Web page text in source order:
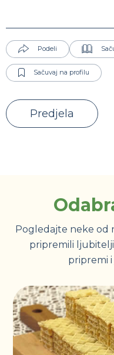
Podeli
Sačuvaj na profilu
Predjela
Pogledajte neke od
pripremili
pripremi